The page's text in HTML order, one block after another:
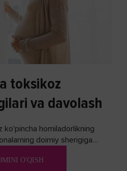
toksikoz
va davolash
homiladorlikning
doimiy sherigiga
O'QISH